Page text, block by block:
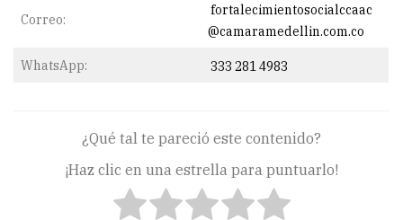
Correo:
fortalecimientosocialccaac
@camaramedellin.com.co
WhatsApp: 333 281 4983
¿Qué tal te pareció este contenido?
¡Haz clic en una estrella para puntuarlo!